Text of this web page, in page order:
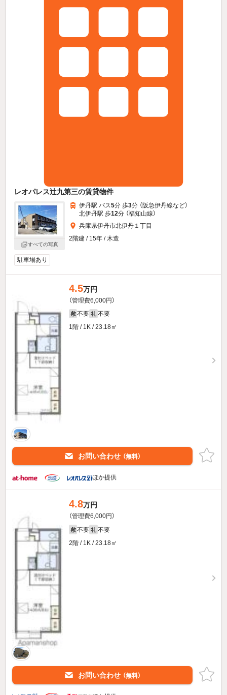
レオパレス辻九第三の賃貸物件
すべての写真
伊丹駅 バス5分 歩3分 （阪急伊丹線など）
北伊丹駅 歩12分 （福知山線）
兵庫県伊丹市北伊丹１丁目
2階建 / 15年 / 木造
駐車場あり
4.5万円
（管理費6,000円）
敷 不要 礼 不要
1階 / 1K / 23.18㎡
お問い合わせ （無料）
ほか提供
4.8万円
（管理費6,000円）
敷 不要 礼 不要
2階 / 1K / 23.18㎡
お問い合わせ （無料）